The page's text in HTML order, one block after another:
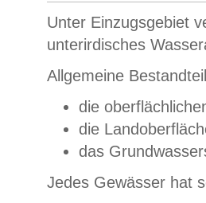
Unter Einzugsgebiet
unterirdisches
Allgemeine
die
die
das
Jedes Gewässer hat